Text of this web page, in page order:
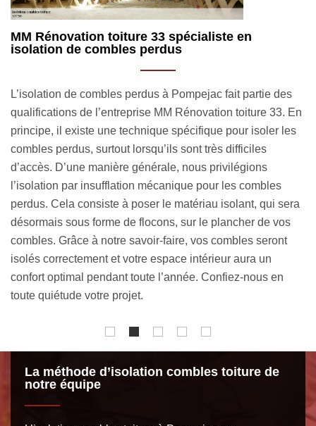
Isolation combles toiture à Pompejac 33730
couverture, l’entreprise MM Rénovation toiture 33 met à
votre profit son savoir-faire en matière d’isolation combles
toiture à Pompejac 33730. Il est important d’instaurer une
bonne isolation pour votre toiture afin que l’intérieur de
votre maison bénéficie d’un confort optimal en dépit de la
saison qui passe. Ayant des qualifications solides, le
couvreur isolation combles toiture MM Rénovation toiture
33 maîtrise à la perfection chaque technique d’isolation de
combles et de toiture. Vous pouvez entièrement vous fier à
notre expertise, que vous soyez particulier ou
professionnel.
La méthode d’isolation combles toiture de
notre équipe